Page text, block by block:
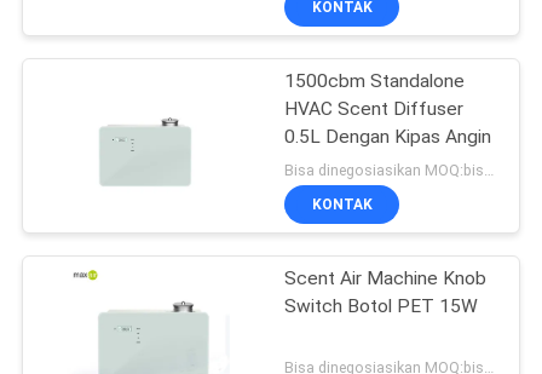
KONTAK
1500cbm Standalone
HVAC Scent Diffuser
0.5L Dengan Kipas Angin
Bisa dinegosiasikan MOQ:bisa dinegosiasikan
KONTAK
Scent Air Machine Knob
Switch Botol PET 15W